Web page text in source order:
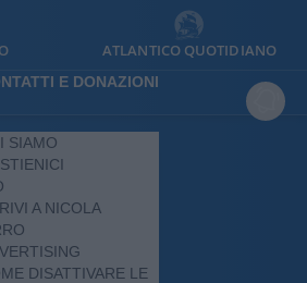
ATLANTICO QUOTIDIANO
E DONAZIONI
SIAMO
A NICOLA
DISATTIVARE LE